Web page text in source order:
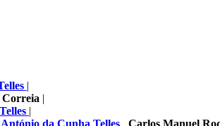
|
|
|